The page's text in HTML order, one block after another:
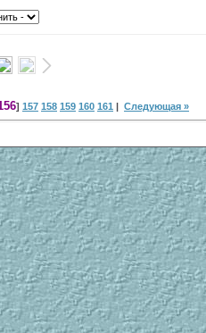
] 157 158 159 160 161 | Следующая »